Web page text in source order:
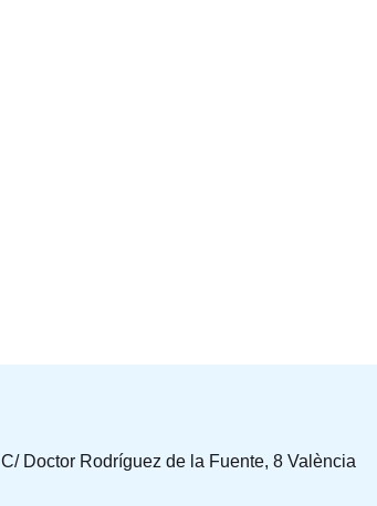
C/ Doctor Rodríguez de la Fuente, 8 València